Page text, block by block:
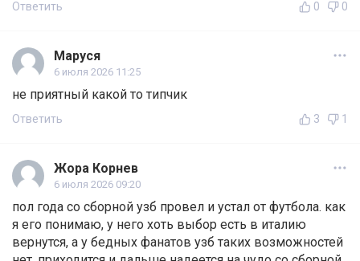
Ответить 0 0
Маруся
6 июля 2026 11:25
не приятный какой то типчик
Ответить 3 1
Жора Корнев
6 июля 2026 09:20
пол года со сборной узб провел и устал от футбола. как
я его понимаю, у него хоть выбор есть в италию
вернутся, а у бедных фанатов узб таких возможностей